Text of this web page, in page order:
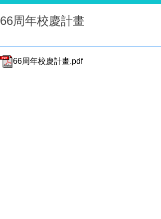
66周年校慶計畫
66周年校慶計畫.pdf